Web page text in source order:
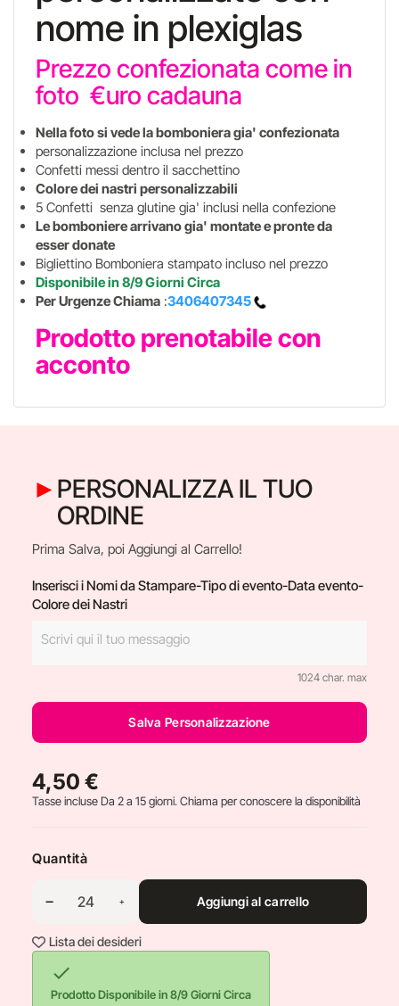
nome in plexiglas
Prezzo confezionata come in
foto €uro cadauna
Nella foto si vede la bomboniera gia' confezionata
personalizzazione inclusa nel prezzo
Confetti messi dentro il sacchettino
Colore dei nastri personalizzabili
5 Confetti senza glutine gia' inclusi nella confezione
Le bomboniere arrivano gia' montate e pronte da
esser donate
Bigliettino Bomboniera stampato incluso nel prezzo
Disponibile in 8/9 Giorni Circa
Per Urgenze Chiama :3406407345
Prodotto prenotabile con
acconto
PERSONALIZZA IL TUO
ORDINE
Prima Salva, poi Aggiungi al Carrello!
Inserisci i Nomi da Stampare-Tipo di evento-Data evento-
Colore dei Nastri
1024 char. max
Salva Personalizzazione
4,50 €
Tasse incluseDa 2 a 15 giorni. Chiama per conoscere la disponibilità
Quantità
Aggiungi al carrello
Lista dei desideri

Prodotto Disponibile in 8/9 Giorni Circa